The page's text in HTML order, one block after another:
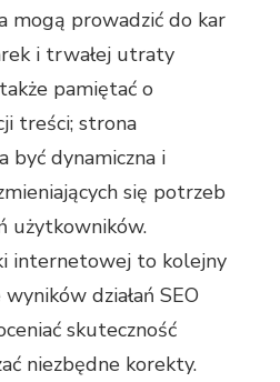
mogą prowadzić do kar
i trwałej utraty
pamiętać o
treści; strona
być dynamiczna i
się potrzeb
użytkowników.
internetowej to kolejny
działań SEO
skuteczność
niezbędne korekty.